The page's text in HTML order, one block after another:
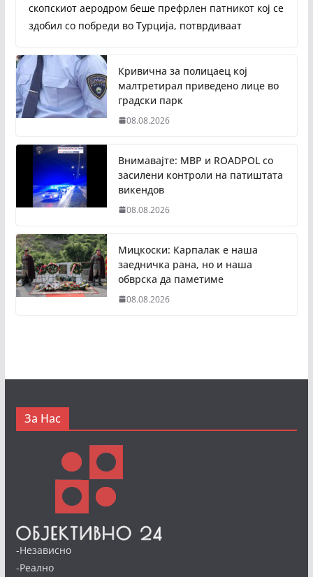
скопскиот аеродром беше префрлен патникот кој се
здобил со побреди во Турција, потврдиваат
Кривична за полицаец кој
малтретирал приведено лице во
градски парк
08.08.2026
Внимавајте: МВР и ROADPOL со
засилени контроли на патиштата
викендов
08.08.2026
Мицкоски: Карпалак е наша
заедничка рана, но и наша
обврска да паметиме
08.08.2026
За Нас
-Независно
-Реално